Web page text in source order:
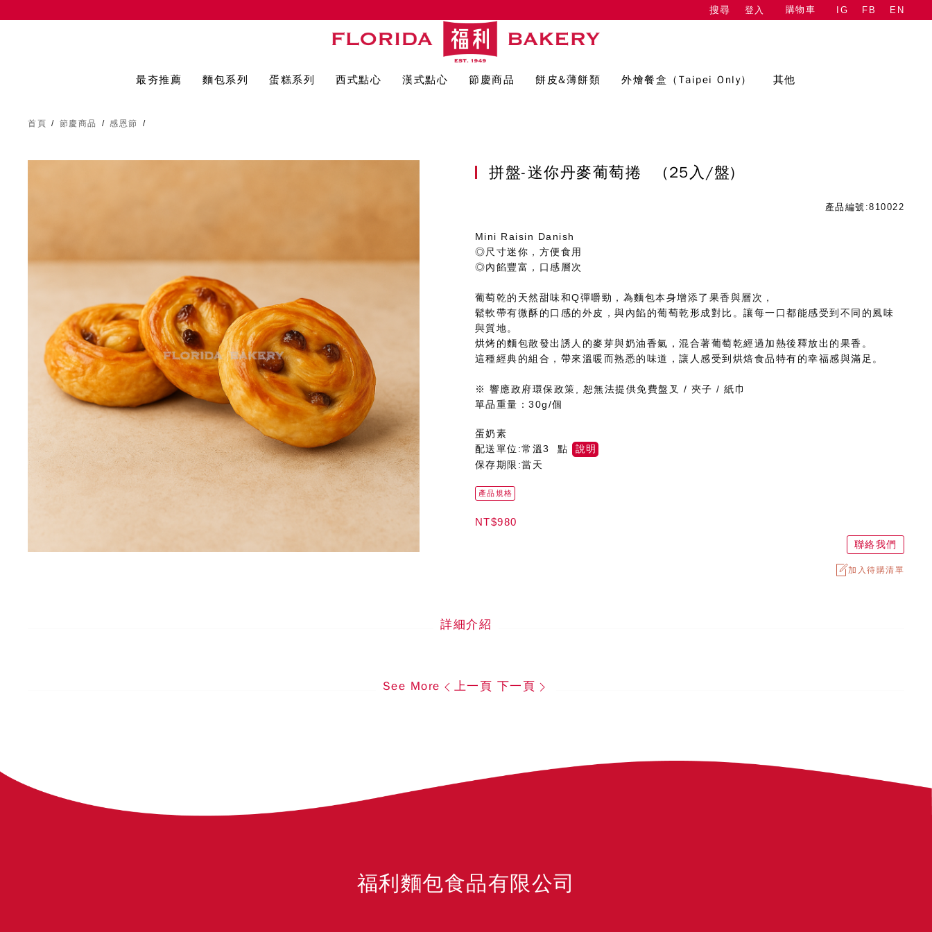
搜尋 登入 購物車 IG FB EN
最夯推薦 麵包系列 蛋糕系列 西式點心 漢式點心 節慶商品 餅皮&薄餅類 外燴餐盒（Taipei Only） 其他
首頁 / 節慶商品 / 感恩節 /
拼盤-迷你丹麥葡萄捲 (25入/盤)
產品編號:810022
Mini Raisin Danish
◎尺寸迷你，方便食用
◎內餡豐富，口感層次
葡萄乾的天然甜味和Q彈嚼勁，為麵包本身增添了果香與層次，
鬆軟帶有微酥的口感的外皮，與內餡的葡萄乾形成對比。讓每一口都能感受到不同的風味
與質地。
烘烤的麵包散發出誘人的麥芽與奶油香氣，混合著葡萄乾經過加熱後釋放出的果香。
這種經典的組合，帶來溫暖而熟悉的味道，讓人感受到烘焙食品特有的幸福感與滿足。
※ 響應政府環保政策, 恕無法提供免費盤叉 / 夾子 / 紙巾
單品重量：30g/個
蛋奶素
配送單位:常溫3 點
說明
保存期限:當天
產品規格
NT$980
聯絡我們
加入待購清單
詳細介紹
See More 上一頁 下一頁
福利麵包食品有限公司